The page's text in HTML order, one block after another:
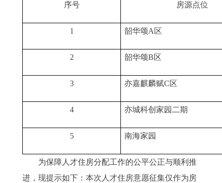
序号 房源点位
1 韶华颂A区
2 韶华颂B区
3 亦嘉麒麟赋C区
4 亦城科创家园二期
5 南海家园
为保障人才住房分配工作的公平公正与顺利推
进，现提示如下：本次人才住房意愿征集仅作为房